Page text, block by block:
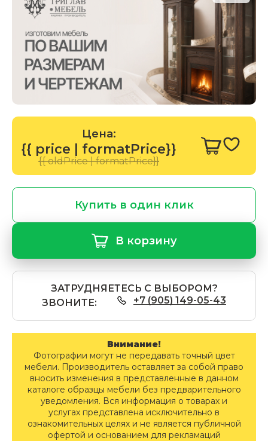
Цена:
{{ price | formatPrice}}
{{ oldPrice | formatPrice}}
Купить в один клик
В корзину
ЗАТРУДНЯЕТЕСЬ С ВЫБОРОМ?
ЗВОНИТЕ:
+7 (905) 149-05-43
Внимание!
Фотографии могут не передавать точный цвет
мебели. Производитель оставляет за собой право
вносить изменения в представленные в данном
каталоге образцы мебели без предварительного
уведомления. Вся информация о товарах и
услугах представлена исключительно в
ознакомительных целях и не является публичной
офертой и основанием для рекламаций